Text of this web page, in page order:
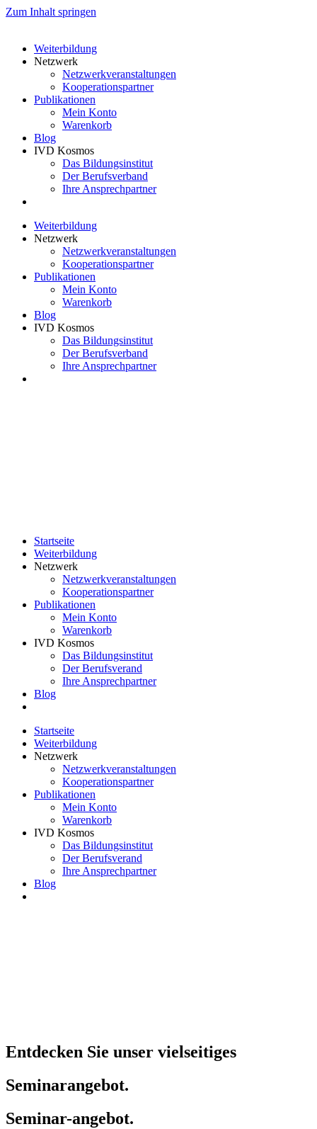
Zum Inhalt springen
Weiterbildung
Netzwerk
Netzwerkveranstaltungen
Kooperationspartner
Publikationen
Mein Konto
Warenkorb
Blog
IVD Kosmos
Das Bildungsinstitut
Der Berufsverband
Ihre Ansprechpartner
Weiterbildung
Netzwerk
Netzwerkveranstaltungen
Kooperationspartner
Publikationen
Mein Konto
Warenkorb
Blog
IVD Kosmos
Das Bildungsinstitut
Der Berufsverband
Ihre Ansprechpartner
Startseite
Weiterbildung
Netzwerk
Netzwerkveranstaltungen
Kooperationspartner
Publikationen
Mein Konto
Warenkorb
IVD Kosmos
Das Bildungsinstitut
Der Berufsverand
Ihre Ansprechpartner
Blog
Startseite
Weiterbildung
Netzwerk
Netzwerkveranstaltungen
Kooperationspartner
Publikationen
Mein Konto
Warenkorb
IVD Kosmos
Das Bildungsinstitut
Der Berufsverand
Ihre Ansprechpartner
Blog
Entdecken Sie unser vielseitiges
Seminarangebot.
Seminar-angebot.